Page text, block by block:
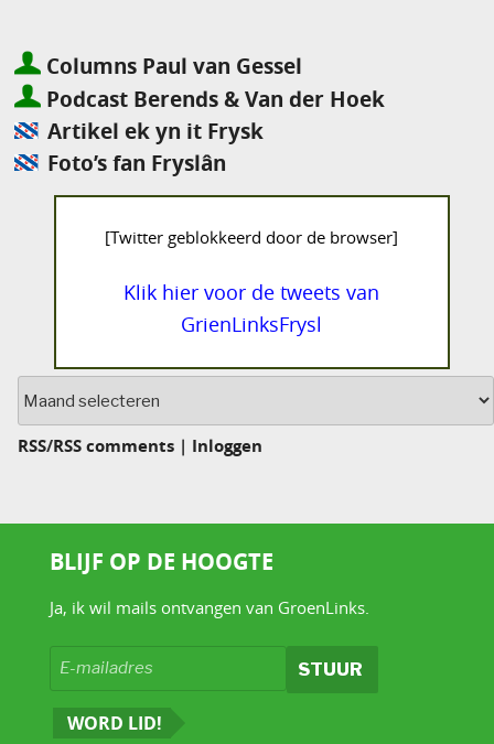
Columns Paul van Gessel
Podcast Berends & Van der Hoek
Artikel ek yn it Frysk
Foto’s fan Fryslân
[Twitter geblokkeerd door de browser]
Klik hier voor de tweets van
GrienLinksFrysl
RSS/RSS comments | Inloggen
BLIJF OP DE HOOGTE
Ja, ik wil mails ontvangen van GroenLinks.
WORD LID!